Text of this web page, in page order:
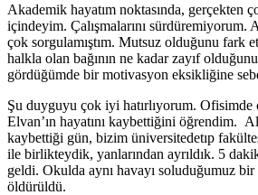
Akademik hayatım noktasında, gerçekten
içindeyim. Çalışmalarını sürdüremiyorum.
çok sorgulamıştım. Mutsuz olduğunu fark
halkla olan bağının ne kadar zayıf
gördüğümde bir motivasyon eksikliğine
Şu duyguyu çok iyi hatırlıyorum. Ofisimde
Elvan’ın hayatını kaybettiğini öğrendim.
kaybettiği gün, bizim üniversitedetıp
ile birlikteydik, yanlarından ayrıldık. 5
geldi. Okulda aynı havayı soluduğumuz
öldürüldü.